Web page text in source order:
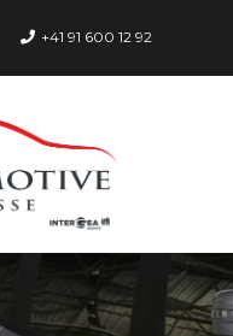
+41 91 600 12 92